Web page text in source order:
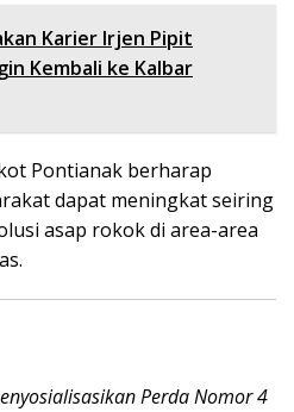
Karier Irjen Pipit
Kembali ke Kalbar
Pontianak berharap
dapat meningkat seiring
asap rokok di area-area
Perda Nomor 4